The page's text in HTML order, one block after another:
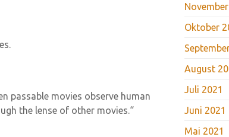
passable movies observe human
the lense of other movies.“
Oktober
August
Juli 2021
Juni 2021
Mai 2021